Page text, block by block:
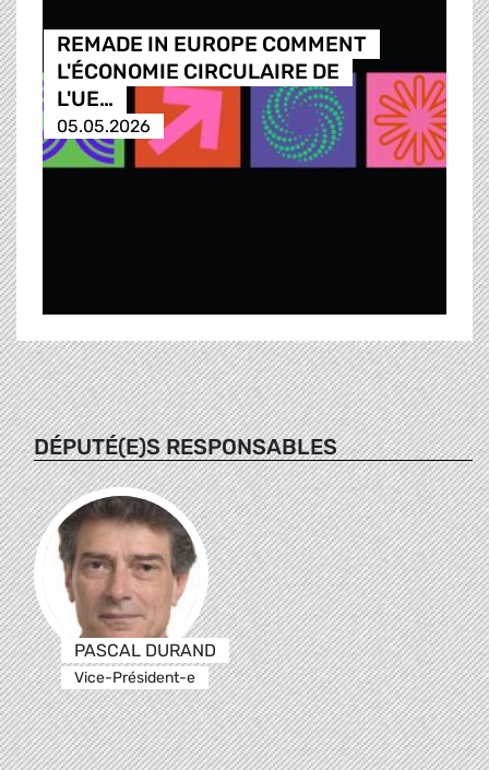
REMADE IN EUROPE COMMENT
L'ÉCONOMIE CIRCULAIRE DE
L'UE…
05.05.2026
DÉPUTÉ(E)S RESPONSABLES
PASCAL DURAND
Vice-Président-e